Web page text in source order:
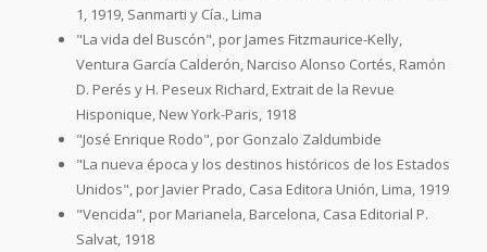
1, 1919, Sanmarti y Cía., Lima
"La vida del Buscón", por James Fitzmaurice-Kelly,
Ventura García Calderón, Narciso Alonso Cortés, Ramón
D. Perés y H. Peseux Richard, Extrait de la Revue
Hisponique, New York-Paris, 1918
"José Enrique Rodo", por Gonzalo Zaldumbide
"La nueva época y los destinos históricos de los Estados
Unidos", por Javier Prado, Casa Editora Unión, Lima, 1919
"Vencida", por Marianela, Barcelona, Casa Editorial P.
Salvat, 1918